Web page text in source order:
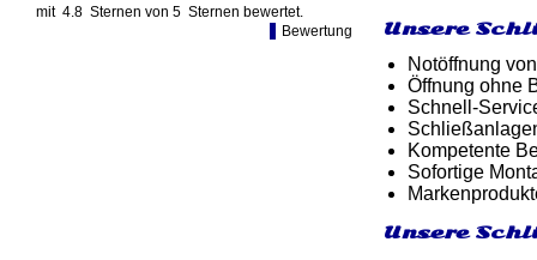
mit 4.8 Sternen von 5 Sternen bewertet.
Bewertung
Unsere
Notöffnung
Öffnung ohne
Schnell-
Kompetente
Sofortige
Unsere